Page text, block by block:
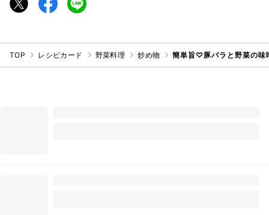
TOP レシピカード 野菜料理 炒め物 簡単旨♡豚バラと野菜の味